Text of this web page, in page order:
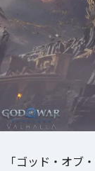
「ゴッド・オブ